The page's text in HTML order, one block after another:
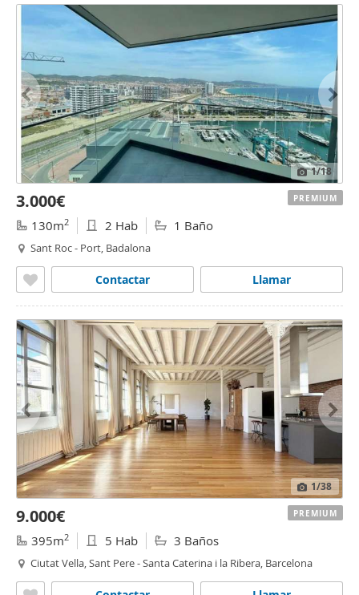
1/18
3.000€
130m2 2 Hab 1 Baño
Sant Roc - Port, Badalona
Llamar
Contactar
PREMIUM
1/38
9.000€
395m2 5 Hab 3 Baños
Ciutat Vella, Sant Pere - Santa Caterina i la Ribera, Barcelona
PREMIUM